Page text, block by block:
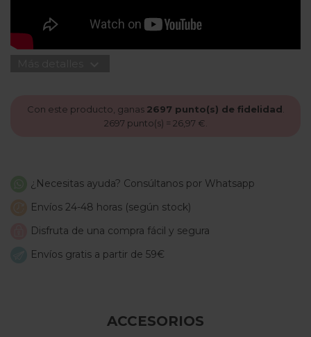
Con este producto, ganas 2697 punto(s) de fidelidad
2697 punto(s) = 26,97 €
¿Necesitas ayuda? Consúltanos por Whatsapp
Envíos 24-48 horas (según stock)
Disfruta de una compra fácil y segura
Envíos gratis a partir de 59€
ACCESORIOS